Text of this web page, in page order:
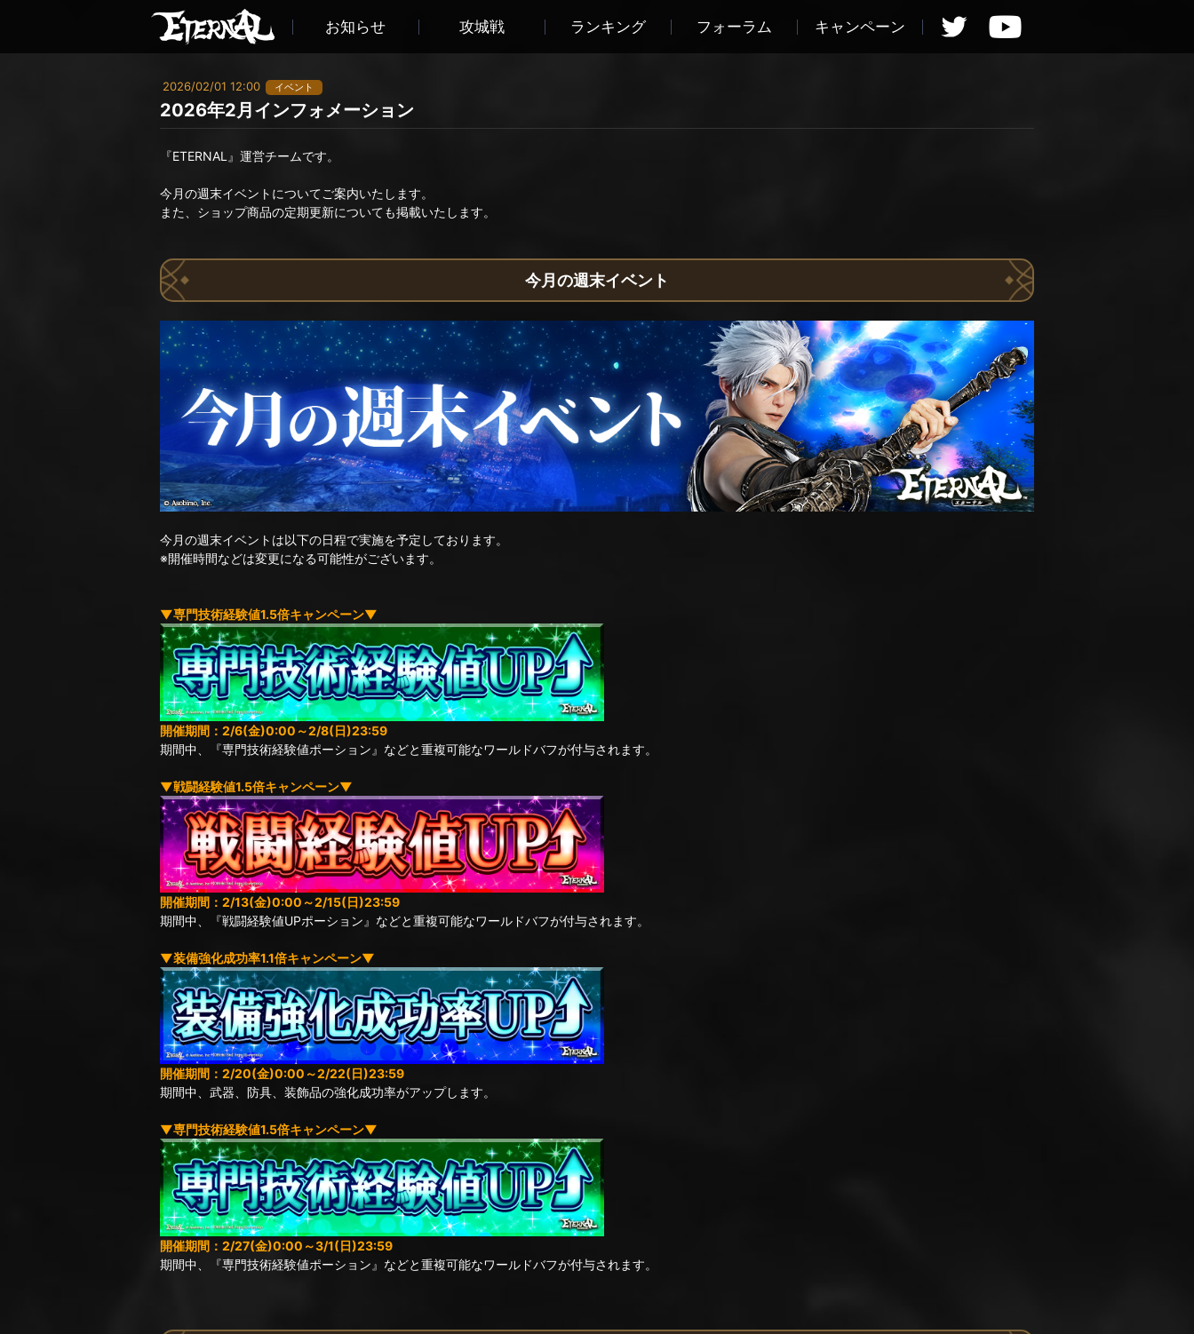
お知らせ 攻城戦 ランキング フォーラム キャンペーン
2026/02/01 12:00 イベント
2026年2月インフォメーション
『ETERNAL』運営チームです。
今月の週末イベントについてご案内いたします。
また、ショップ商品の定期更新についても掲載いたします。
今月の週末イベント
今月の週末イベントは以下の日程で実施を予定しております。
※開催時間などは変更になる可能性がございます。
▼専門技術経験値1.5倍キャンペーン▼
開催期間：2/6(金)0:00～2/8(日)23:59
期間中、『専門技術経験値ポーション』などと重複可能なワールドバフが付与されます。
▼戦闘経験値1.5倍キャンペーン▼
開催期間：2/13(金)0:00～2/15(日)23:59
期間中、『戦闘経験値UPポーション』などと重複可能なワールドバフが付与されます。
▼装備強化成功率1.1倍キャンペーン▼
開催期間：2/20(金)0:00～2/22(日)23:59
期間中、武器、防具、装飾品の強化成功率がアップします。
▼専門技術経験値1.5倍キャンペーン▼
開催期間：2/27(金)0:00～3/1(日)23:59
期間中、『専門技術経験値ポーション』などと重複可能なワールドバフが付与されます。